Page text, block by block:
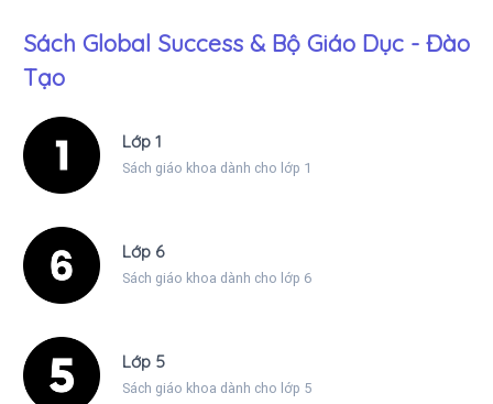
Sách Global Success & Bộ Giáo Dục - Đào
Tạo
Lớp 1
Sách giáo khoa dành cho lớp 1
Lớp 6
Sách giáo khoa dành cho lớp 6
Lớp 5
Sách giáo khoa dành cho lớp 5